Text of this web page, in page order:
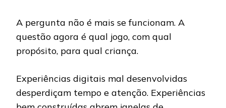
A pergunta não é mais se funcionam. A
questão agora é qual jogo, com qual
propósito, para qual criança.
Experiências digitais mal desenvolvidas
desperdiçam tempo e atenção. Experiências